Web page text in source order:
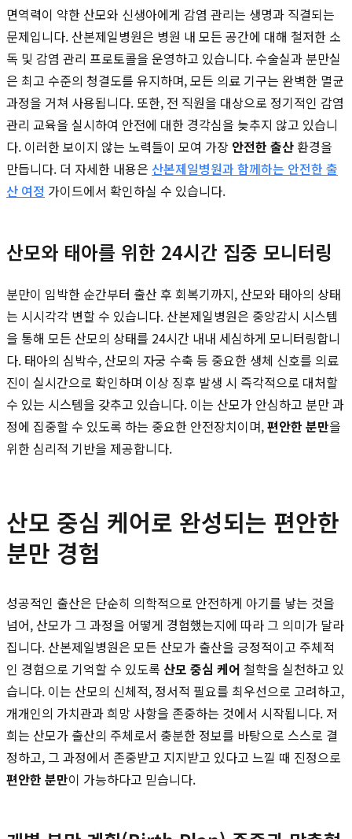
면역력이 약한 산모와 신생아에게 감염 관리는 생명과 직결되는
문제입니다. 산본제일병원은 병원 내 모든 공간에 대해 철저한 소
독 및 감염 관리 프로토콜을 운영하고 있습니다. 수술실과 분만실
은 최고 수준의 청결도를 유지하며, 모든 의료 기구는 완벽한 멸균
과정을 거쳐 사용됩니다. 또한, 전 직원을 대상으로 정기적인 감염
관리 교육을 실시하여 안전에 대한 경각심을 늦추지 않고 있습니
다. 이러한 보이지 않는 노력들이 모여 가장 안전한 출산 환경을
만듭니다. 더 자세한 내용은 산본제일병원과 함께하는 안전한 출
산 여정 가이드에서 확인하실 수 있습니다.
산모와 태아를 위한 24시간 집중 모니터링
분만이 임박한 순간부터 출산 후 회복기까지, 산모와 태아의 상태
는 시시각각 변할 수 있습니다. 산본제일병원은 중앙감시 시스템
을 통해 모든 산모의 상태를 24시간 내내 세심하게 모니터링합니
다. 태아의 심박수, 산모의 자궁 수축 등 중요한 생체 신호를 의료
진이 실시간으로 확인하며 이상 징후 발생 시 즉각적으로 대처할
수 있는 시스템을 갖추고 있습니다. 이는 산모가 안심하고 분만 과
정에 집중할 수 있도록 하는 중요한 안전장치이며,편안한 분만을
위한 심리적 기반을 제공합니다.
산모 중심 케어로 완성되는 편안한
분만 경험
성공적인 출산은 단순히 의학적으로 안전하게 아기를 낳는 것을
넘어, 산모가 그 과정을 어떻게 경험했는지에 따라 그 의미가 달라
집니다. 산본제일병원은 모든 산모가 출산을 긍정적이고 주체적
인 경험으로 기억할 수 있도록 산모 중심 케어 철학을 실천하고 있
습니다. 이는 산모의 신체적, 정서적 필요를 최우선으로 고려하고,
개개인의 가치관과 희망 사항을 존중하는 것에서 시작됩니다. 저
희는 산모가 출산의 주체로서 충분한 정보를 바탕으로 스스로 결
정하고, 그 과정에서 존중받고 지지받고 있다고 느낄 때 진정으로
편안한 분만이 가능하다고 믿습니다.